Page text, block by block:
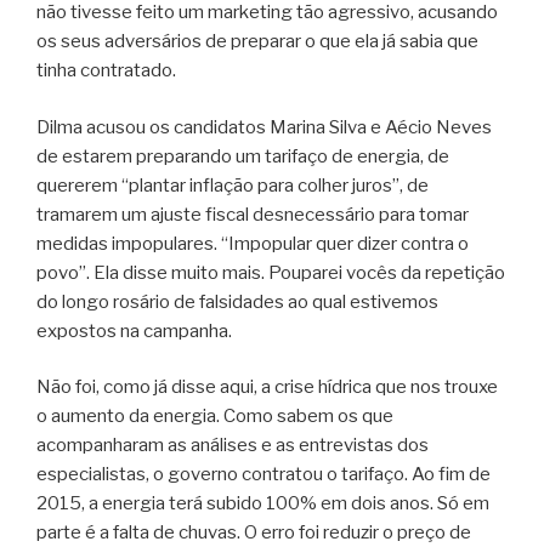
não tivesse feito um marketing tão agressivo, acusando
os seus adversários de preparar o que ela já sabia que
tinha contratado.
Dilma acusou os candidatos Marina Silva e Aécio Neves
de estarem preparando um tarifaço de energia, de
quererem “plantar inflação para colher juros”, de
tramarem um ajuste fiscal desnecessário para tomar
medidas impopulares. “Impopular quer dizer contra o
povo”. Ela disse muito mais. Pouparei vocês da repetição
do longo rosário de falsidades ao qual estivemos
expostos na campanha.
Não foi, como já disse aqui, a crise hídrica que nos trouxe
o aumento da energia. Como sabem os que
acompanharam as análises e as entrevistas dos
especialistas, o governo contratou o tarifaço. Ao fim de
2015, a energia terá subido 100% em dois anos. Só em
parte é a falta de chuvas. O erro foi reduzir o preço de